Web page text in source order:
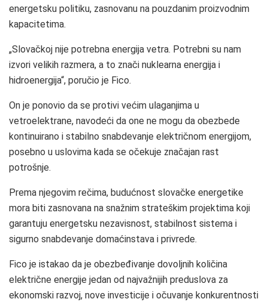
energetsku politiku, zasnovanu na pouzdanim proizvodnim
kapacitetima.
„Slovačkoj nije potrebna energija vetra. Potrebni su nam
izvori velikih razmera, a to znači nuklearna energija i
hidroenergija“, poručio je Fico.
On je ponovio da se protivi većim ulaganjima u
vetroelektrane, navodeći da one ne mogu da obezbede
kontinuirano i stabilno snabdevanje električnom energijom,
posebno u uslovima kada se očekuje značajan rast
potrošnje.
Prema njegovim rečima, budućnost slovačke energetike
mora biti zasnovana na snažnim strateškim projektima koji
garantuju energetsku nezavisnost, stabilnost sistema i
sigurno snabdevanje domaćinstava i privrede.
Fico je istakao da je obezbeđivanje dovoljnih količina
električne energije jedan od najvažnijih preduslova za
ekonomski razvoj, nove investicije i očuvanje konkurentnosti